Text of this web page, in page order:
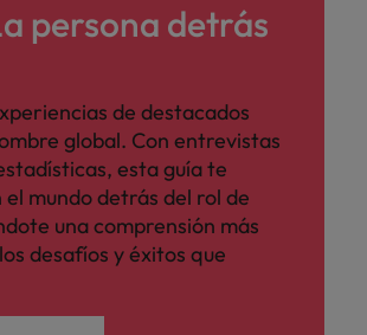
persona detrás
de destacados
global. Con entrevistas
esta guía te
mundo detrás del rol de
una comprensión más
desafíos y éxitos que